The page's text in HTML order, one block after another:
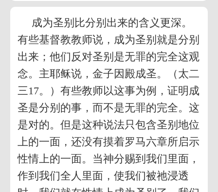
成为圣别比分别出来的含义更深。
有些基督教教师说，成为圣别就是分别
出来；他们反对圣别是无罪的完全这观
念。主耶稣说，金子因殿成圣。（太二
三17。）有些教师以这事为例，证明成
圣是分别的事，而不是无罪的完全。这
是对的。但是这种说法只包含圣别地位
上的一面，还没有摸着罗马六章所启示
性情上的一面。当神分赐到我们里面，
作到我们全人里面，使我们被祂浸透